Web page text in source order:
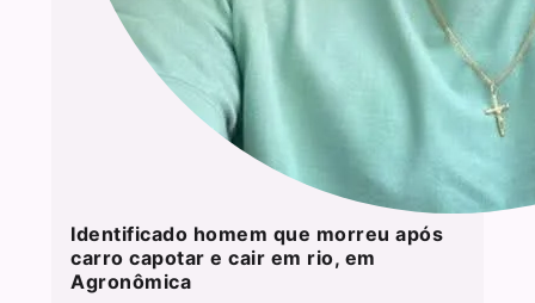
Identificado homem que morreu após
carro capotar e cair em rio, em
Agronômica